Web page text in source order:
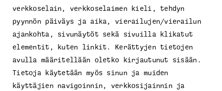
verkkoselain, verkkoselaimen kieli, tehdyn
pyynnön päiväys ja aika, vierailujen/vierailun
ajankohta, sivunäytöt sekä sivuilla klikatut
elementit, kuten linkit. Kerättyjen tietojen
avulla määritellään oletko kirjautunut sisään.
Tietoja käytetään myös sinun ja muiden
käyttäjien navigoinnin, verkkosijainnin ja